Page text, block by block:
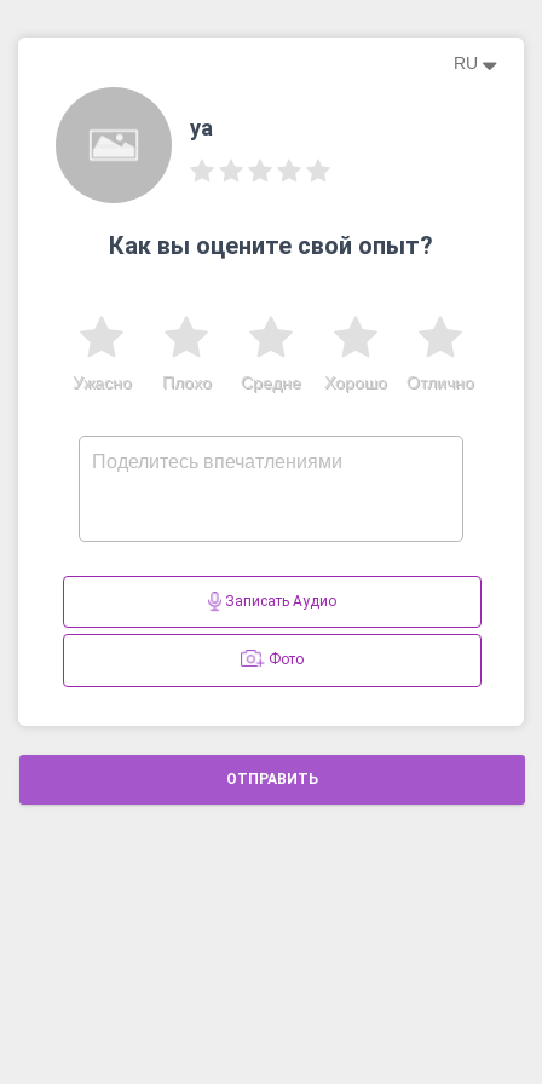
RU
ya
Как вы оцените свой опыт?
Отлично
Хорошо
Средне
Плохо
Ужасно
Записать Аудио
Фото
ОТПРАВИТЬ